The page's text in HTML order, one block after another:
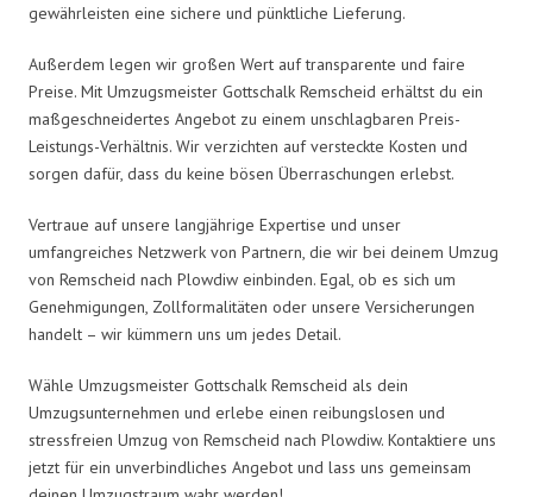
gewährleisten eine sichere und pünktliche Lieferung.
Außerdem legen wir großen Wert auf transparente und faire
Preise. Mit Umzugsmeister Gottschalk Remscheid erhältst du ein
maßgeschneidertes Angebot zu einem unschlagbaren Preis-
Leistungs-Verhältnis. Wir verzichten auf versteckte Kosten und
sorgen dafür, dass du keine bösen Überraschungen erlebst.
Vertraue auf unsere langjährige Expertise und unser
umfangreiches Netzwerk von Partnern, die wir bei deinem Umzug
von Remscheid nach Plowdiw einbinden. Egal, ob es sich um
Genehmigungen, Zollformalitäten oder unsere Versicherungen
handelt – wir kümmern uns um jedes Detail.
Wähle Umzugsmeister Gottschalk Remscheid als dein
Umzugsunternehmen und erlebe einen reibungslosen und
stressfreien Umzug von Remscheid nach Plowdiw. Kontaktiere uns
jetzt für ein unverbindliches Angebot und lass uns gemeinsam